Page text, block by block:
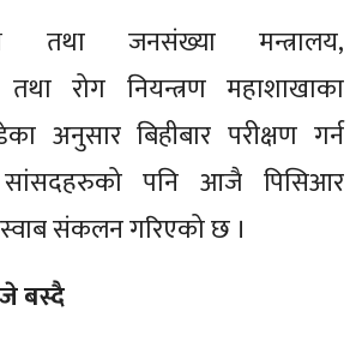
तथा जनसंख्या मन्त्रालय,
तथा रोग नियन्त्रण महाशाखाका
अनुसार बिहीबार परीक्षण गर्न
पनि आजै पिसिआर
संकलन गरिएको छ ।
बस्दै